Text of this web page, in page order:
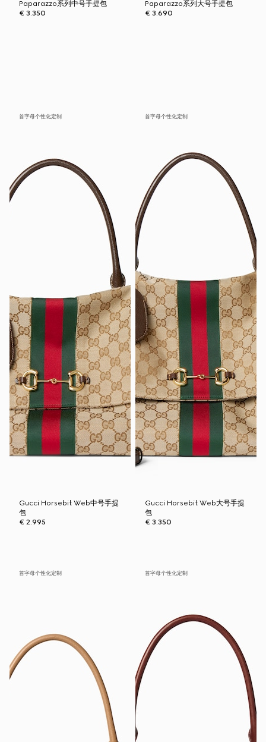
Paparazzo系列中号手提包
€ 3.350
Paparazzo系列大号手提包
€ 3.690
首字母个性化定制
Gucci Horsebit Web中号手提
包
€ 2.995
首字母个性化定制
Gucci Horsebit Web大号手提
包
€ 3.350
首字母个性化定制 首字母个性化定制